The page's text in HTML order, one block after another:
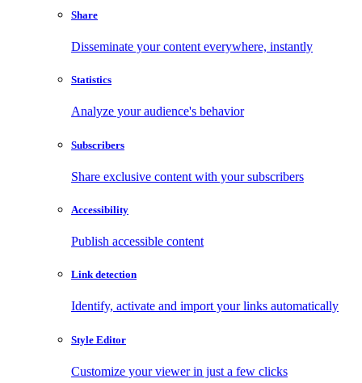
Share
Disseminate your content everywhere, instantly
Statistics
Analyze your audience's behavior
Subscribers
Share exclusive content with your subscribers
Accessibility
Publish accessible content
Link detection
Identify, activate and import your links automatically
Style Editor
Customize your viewer in just a few clicks